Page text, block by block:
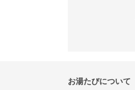
お湯たびについて